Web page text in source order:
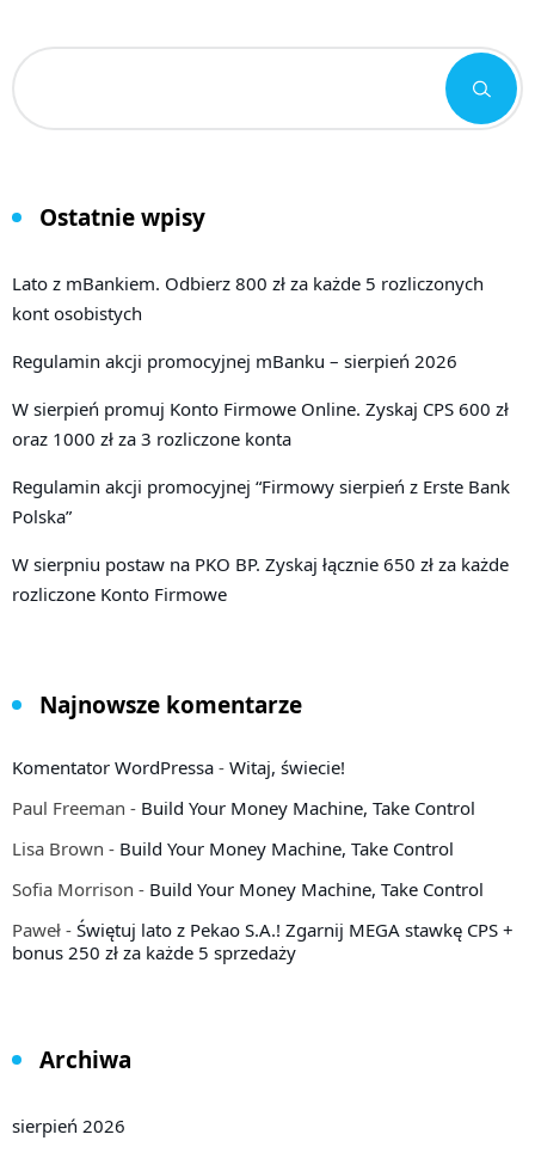
Ostatnie wpisy
Lato z mBankiem. Odbierz 800 zł za każde 5 rozliczonych
kont osobistych
Regulamin akcji promocyjnej mBanku – sierpień 2026
W sierpień promuj Konto Firmowe Online. Zyskaj CPS 600 zł
oraz 1000 zł za 3 rozliczone konta
Regulamin akcji promocyjnej “Firmowy sierpień z Erste Bank
Polska”
W sierpniu postaw na PKO BP. Zyskaj łącznie 650 zł za każde
rozliczone Konto Firmowe
Najnowsze komentarze
Komentator WordPressa - Witaj, świecie!
Paul Freeman - Build Your Money Machine, Take Control
Lisa Brown - Build Your Money Machine, Take Control
Sofia Morrison - Build Your Money Machine, Take Control
Paweł - Świętuj lato z Pekao S.A.! Zgarnij MEGA stawkę CPS +
bonus 250 zł za każde 5 sprzedaży
Archiwa
sierpień 2026